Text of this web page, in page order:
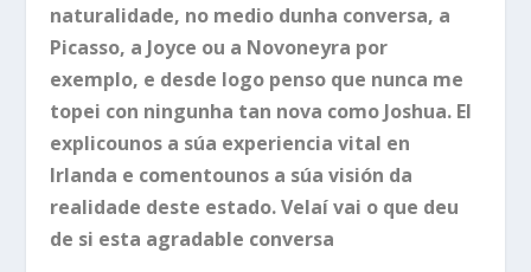
naturalidade, no medio dunha conversa, a
Picasso, a Joyce ou a Novoneyra por
exemplo, e desde logo penso que nunca me
topei con ningunha tan nova como Joshua. El
explicounos a súa experiencia vital en
Irlanda e comentounos a súa visión da
realidade deste estado. Velaí vai o que deu
de si esta agradable conversa